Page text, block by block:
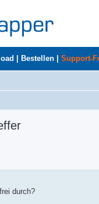
Bestellen Support-
durch?